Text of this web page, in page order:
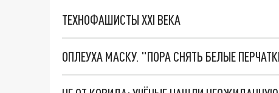
ТЕХНОФАШИСТЫ XXI ВЕКА
ОПЛЕУХА МАСКУ. "ПОРА СНЯТЬ БЕЛЫЕ